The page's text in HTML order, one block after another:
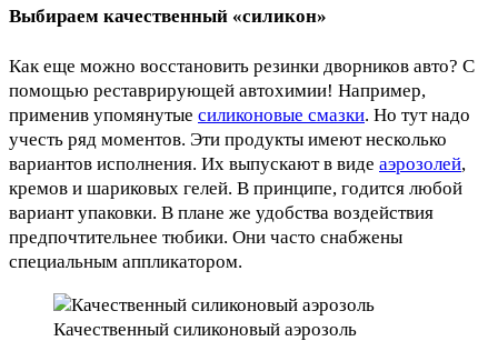
Выбираем качественный «силикон»
Как еще можно восстановить резинки дворников авто? С
помощью реставрирующей автохимии! Например,
применив упомянутые силиконовые смазки. Но тут надо
учесть ряд моментов. Эти продукты имеют несколько
вариантов исполнения. Их выпускают в виде аэрозолей,
кремов и шариковых гелей. В принципе, годится любой
вариант упаковки. В плане же удобства воздействия
предпочтительнее тюбики. Они часто снабжены
специальным аппликатором.
Качественный силиконовый аэрозоль